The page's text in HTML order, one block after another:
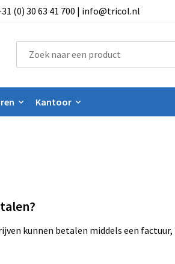
(0) 30 63 41 700 | info@tricol.nl
Kantoor
kunnen betalen middels een